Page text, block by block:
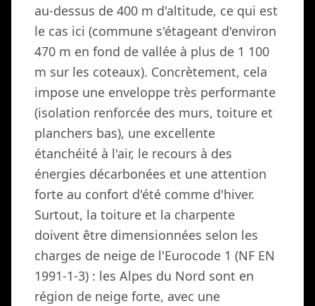
au-dessus de 400 m d'altitude, ce qui est
le cas ici (commune s'étageant d'environ
470 m en fond de vallée à plus de 1 100
m sur les coteaux). Concrètement, cela
impose une enveloppe très performante
(isolation renforcée des murs, toiture et
planchers bas), une excellente
étanchéité à l'air, le recours à des
énergies décarbonées et une attention
forte au confort d'été comme d'hiver.
Surtout, la toiture et la charpente
doivent être dimensionnées selon les
charges de neige de l'Eurocode 1 (NF EN
1991-1-3) : les Alpes du Nord sont en
région de neige forte, avec une